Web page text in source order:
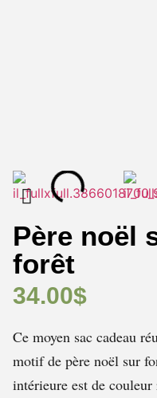
Père noël
forêt
34.00$
Ce moyen sac cadeau
motif de père noël sur
intérieure est de